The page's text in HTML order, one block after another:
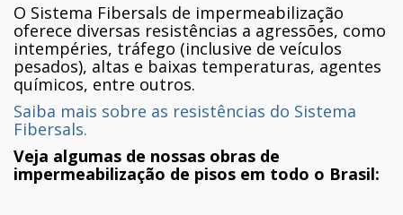
O Sistema Fibersals de impermeabilização
oferece diversas resistências a agressões, como
intempéries, tráfego (inclusive de veículos
pesados), altas e baixas temperaturas, agentes
químicos, entre outros.
Saiba mais sobre as resistências do Sistema
Fibersals.
Veja algumas de nossas obras de
impermeabilização de pisos em todo o Brasil: